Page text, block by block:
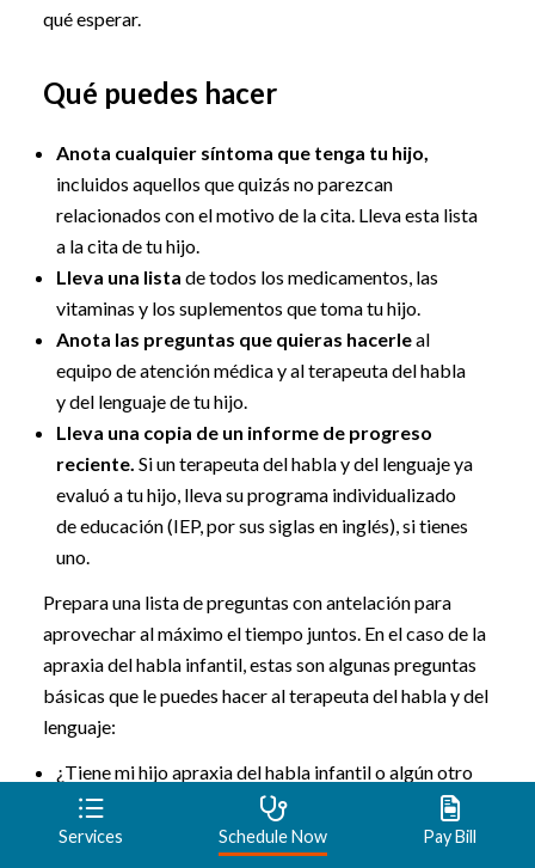
qué esperar.
Qué puedes hacer
Anota cualquier síntoma que tenga tu hijo,
incluidos aquellos que quizás no parezcan
relacionados con el motivo de la cita. Lleva esta lista
a la cita de tu hijo.
Lleva una lista de todos los medicamentos, las
vitaminas y los suplementos que toma tu hijo.
Anota las preguntas que quieras hacerleal
equipo de atención médica y al terapeuta del habla
y del lenguaje de tu hijo.
Lleva una copia de un informe de progreso
reciente. Si un terapeuta del habla y del lenguaje ya
evaluó a tu hijo, lleva su programa individualizado
de educación (IEP, por sus siglas en inglés), si tienes
uno.
Prepara una lista de preguntas con antelación para
aprovechar al máximo el tiempo juntos. En el caso de la
apraxia del habla infantil, estas son algunas preguntas
básicas que le puedes hacer al terapeuta del habla y del
lenguaje:
¿Tiene mi hijo apraxia del habla infantil o algún otro
trastorno del habla o del lenguaje?
¿En qué se diferencia la apraxia del habla infantil de
Services Schedule Now Pay Bill